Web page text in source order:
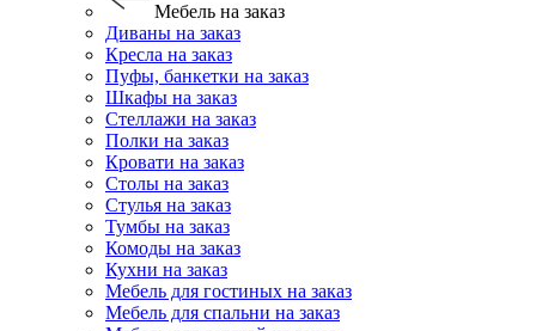
Мебель на заказ
Диваны на заказ
Кресла на заказ
Пуфы, банкетки на заказ
Шкафы на заказ
Стеллажи на заказ
Полки на заказ
Кровати на заказ
Столы на заказ
Стулья на заказ
Тумбы на заказ
Комоды на заказ
Кухни на заказ
Мебель для гостиных на заказ
Мебель для спальни на заказ